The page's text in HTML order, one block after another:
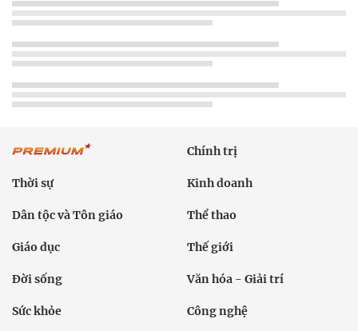
Chính trị
Thời sự Kinh doanh
Dân tộc và Tôn giáo Thể thao
Giáo dục Thế giới
Đời sống Văn hóa - Giải trí
Sức khỏe Công nghệ